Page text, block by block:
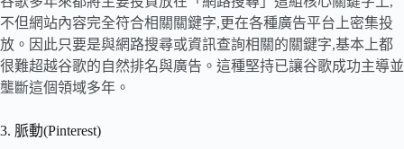
不但網站內容完全符合相關關鍵字,更在各種廣告平台上密集投
放。因此只要是與網路搜尋或資訊查詢相關的關鍵字,基本上都
很難超越谷歌的自然排名與廣告。這種堅持已讓谷歌成功主導並
壟斷這個領域多年。
3. 脈動(Pinterest)